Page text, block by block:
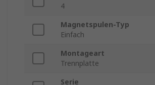
4
Magnetspulen-Typ
Einfach
Montageart
Trennplatte
Serie